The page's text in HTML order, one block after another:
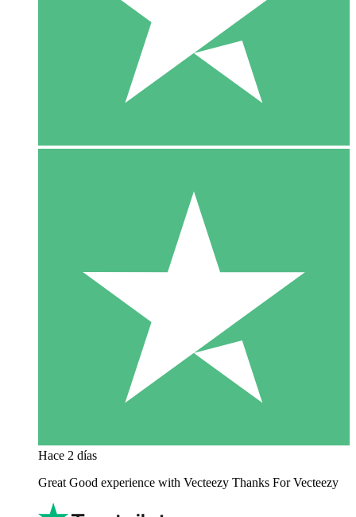
Hace 2 días
Great Good experience with Vecteezy Thanks For Vecteezy